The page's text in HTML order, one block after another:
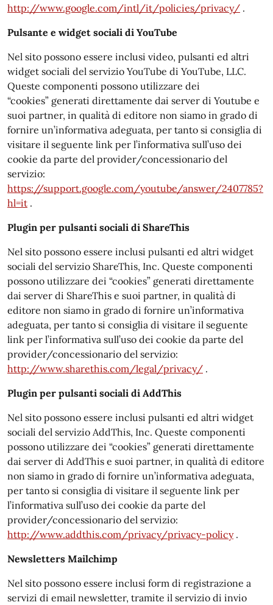
http://www.google.com/intl/it/policies/privacy/ .
Pulsante e widget sociali di YouTube
Nel sito possono essere inclusi video, pulsanti ed altri
widget sociali del servizio YouTube di YouTube, LLC.
Queste componenti possono utilizzare dei
“cookies” generati direttamente dai server di Youtube e
suoi partner, in qualità di editore non siamo in grado di
fornire un’informativa adeguata, per tanto si consiglia di
visitare il seguente link per l’informativa sull’uso dei
cookie da parte del provider/concessionario del
servizio:
https://support.google.com/youtube/answer/2407785?
hl=it .
Plugin per pulsanti sociali di ShareThis
Nel sito possono essere inclusi pulsanti ed altri widget
sociali del servizio ShareThis, Inc. Queste componenti
possono utilizzare dei “cookies” generati direttamente
dai server di ShareThis e suoi partner, in qualità di
editore non siamo in grado di fornire un’informativa
adeguata, per tanto si consiglia di visitare il seguente
link per l’informativa sull’uso dei cookie da parte del
provider/concessionario del servizio:
http://www.sharethis.com/legal/privacy/ .
Plugin per pulsanti sociali di AddThis
Nel sito possono essere inclusi pulsanti ed altri widget
sociali del servizio AddThis, Inc. Queste componenti
possono utilizzare dei “cookies” generati direttamente
dai server di AddThis e suoi partner, in qualità di editore
non siamo in grado di fornire un’informativa adeguata,
per tanto si consiglia di visitare il seguente link per
l’informativa sull’uso dei cookie da parte del
provider/concessionario del servizio:
http://www.addthis.com/privacy/privacy-policy.
Newsletters Mailchimp
Nel sito possono essere inclusi form di registrazione a
servizi di email newsletter, tramite il servizio di invio